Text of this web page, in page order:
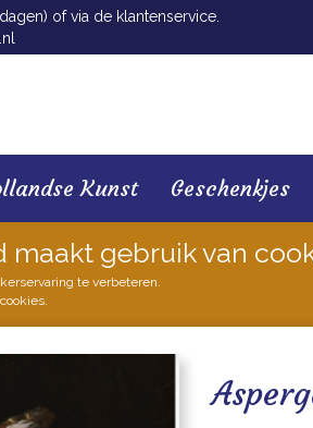
of via de klantenservice.
Kunst Geschenkjes
maakt gebruik van
te verbeteren.